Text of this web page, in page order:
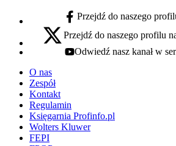
facebook - otwiera się w nowej karcie
Przejdź do naszego
x - otwiera się w nowej karcie
Przejdź do naszego profilu
youtube - otwiera się w nowej karcie
Odwiedź nasz kanał w
O nas
Zespół
Kontakt
Regulamin
Księgarnia Profinfo.pl
Wolters Kluwer
FEPI